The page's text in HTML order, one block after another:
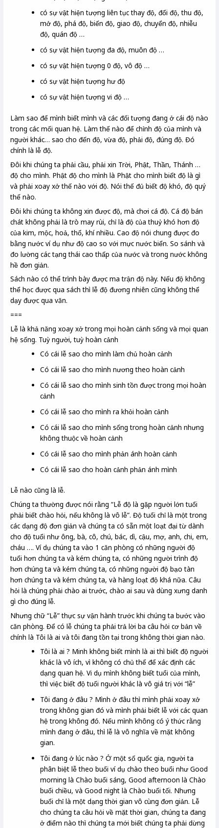
có sự vật hiện tượng liên tục thay độ, đổi độ, thu độ,
mở độ, phá độ, biến độ, giao độ, chuyển độ, nhiễu
độ, quán độ …
có sự vật hiện tượng đa độ, muôn độ …
có sự vật hiện tượng 0 độ, vô độ …
có sự vật hiện tượng hư độ
có sự vật hiện tượng vi độ …
Làm sao để mình biết mình và các đối tượng đang ở cái độ nào
trong các mối quan hệ. Làm thế nào để chỉnh độ của mình và
người khác… sao cho đến độ, vừa độ, phải độ, đúng độ. Đó
chính là lễ độ.
Đôi khi chúng ta phải cầu, phải xin Trời, Phật, Thần, Thánh …
độ cho mình. Phật độ cho mình là Phật cho mình biết độ là gì
và phải xoay xở thế nào với độ. Nói thế đủ biết độ khó, độ quý
thế nào.
Đôi khi chúng ta không xin được độ, mà chơi cá độ. Cá độ bán
chát không phải là trò may rùi, chỉ là độ của thuỷ khó hơn độ
của kim, mộc, hoả, thổ, khí nhiều. Cao độ nói chung được đo
bằng nước ví dụ như độ cao so với mực nước biển. So sánh và
đo lường các tạng thái cao thấp của nước và trong nước không
hề đơn giản.
Sách nào có thể trình bày được ma trận độ này. Nếu độ không
thể học được qua sách thì lễ độ đương nhiên cũng không thể
dạy được qua văn.
===
Lễ là khả năng xoay xở trong mọi hoàn cảnh sống và mọi quan
hệ sống. Tuỳ người, tuỳ hoàn cảnh
Có cái lễ sao cho mình làm chủ hoàn cảnh
Có cái lễ sao cho mình nương theo hoàn cảnh
Có cái lễ sao cho mình sinh tồn được trong mọi hoàn
cảnh
Có cái lễ sao cho mình ra khỏi hoàn cảnh
Có cái lễ sao cho mình sống trong hoàn cảnh nhưng
không thuộc về hoàn cảnh
Có cái lễ sao cho mình phản ánh hoàn cảnh
Có cái lễ sao cho hoàn cảnh phản ánh mình
Lễ nào cũng là lễ.
Chúng ta thường được nói rằng “Lễ độ là gặp người lớn tuổi
phải biết chào hỏi, nếu không là vô lễ”. Độ tuổi chỉ là một trong
các dạng độ đơn giản và chúng ta có sẵn một loạt đại từ dành
cho độ tuổi như ông, bà, cô, chú, bác, dì, cậu, mợ, anh, chi, em,
cháu …. Ví dụ chúng ta vào 1 căn phòng có những người độ
tuổi hơn chúng ta và kém chúng ta, có những người trình độ
hơn chúng ta và kém chúng ta, có những người độ bạo tàn
hơn chúng ta và kém chúng ta, và hàng loạt độ khá nữa. Câu
hỏi là chúng phải chào ai trước, chào ai sau và dùng xưng danh
gì cho đúng lễ.
Nhưng chữ “Lễ” thực sự vận hành trước khi chúng ta bước vào
căn phòng. Để có lễ chúng ta phải trả lời ba câu hỏi cơ bản về
chính là Tôi là ai và tôi đang tồn tại trong không thời gian nào.
Tôi là ai ? Minh không biết mình là ai thì biết độ người
khác là vô ích, vì không có chủ thể để xác định các
dạng quan hệ. Vi dụ mình không biết tuổi của mình,
thì việc biết độ tuổi người khác là vô giá trị với “lễ”
Tôi đang ở đâu ? Mình ở đâu thì mình phải xoay xở
trong không gian đó và mình phải biết lễ với các quan
hệ trong không đó. Nếu mình không có ý thức rằng
mình đang ở đâu, thì lễ là vô nghĩa về mặt không
gian.
Tôi đang ở lúc nào ? Ở một số quốc gia, người ta
phân biệt lễ theo buổi ví dụ chào theo buổi như Good
morning là Chào buổi sáng, Good afternoon là Chào
buổi chiều, và Good night là Chào buổi tối. Nhưng
buổi chỉ là một dạng thời gian vô cùng đơn giản. Lễ
cho chúng ta câu hỏi về mặt thời gian, chúng ta đang
ở điểm nào thì chúng ta mới biết chúng ta phải dừng